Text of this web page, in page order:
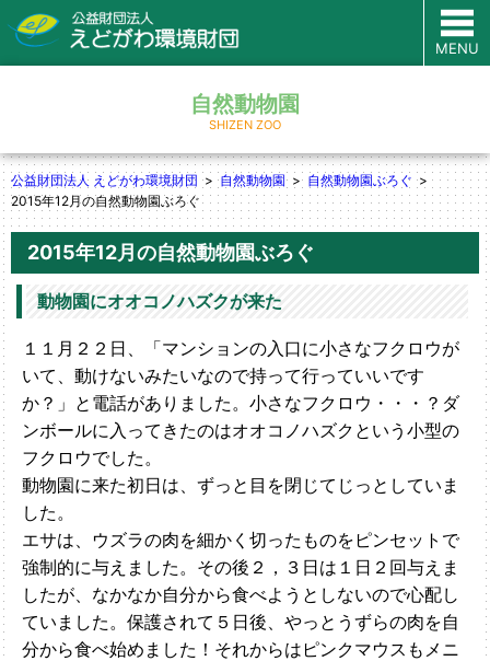
MENU
自然動物園
SHIZEN ZOO
公益財団法人 えどがわ環境財団 自然動物園
自然動物園ぶろぐ
2015年12月の自然動物園ぶろぐ
2015年12月の自然動物園ぶろぐ
動物園にオオコノハズクが来た
１１月２２日、「マンションの入口に小さなフクロウが
いて、動けないみたいなので持って行っていいです
か？」と電話がありました。小さなフクロウ・・・？ダ
ンボールに入ってきたのはオオコノハズクという小型の
フクロウでした。
動物園に来た初日は、ずっと目を閉じてじっとしていま
した。
エサは、ウズラの肉を細かく切ったものをピンセットで
強制的に与えました。その後２，３日は１日２回与えま
したが、なかなか自分から食べようとしないので心配し
ていました。保護されて５日後、やっとうずらの肉を自
分から食べ始めました！それからはピンクマウスもメニ